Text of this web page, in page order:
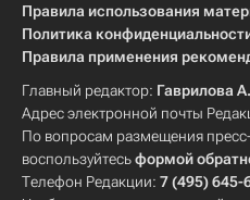
Правила использования
Политика
Правила применения
Главный редактор: Гаврилова
Адрес электронной почты
По вопросам размещения
воспользуйтесьформой
Телефон Редакции: 7 (495) 645-